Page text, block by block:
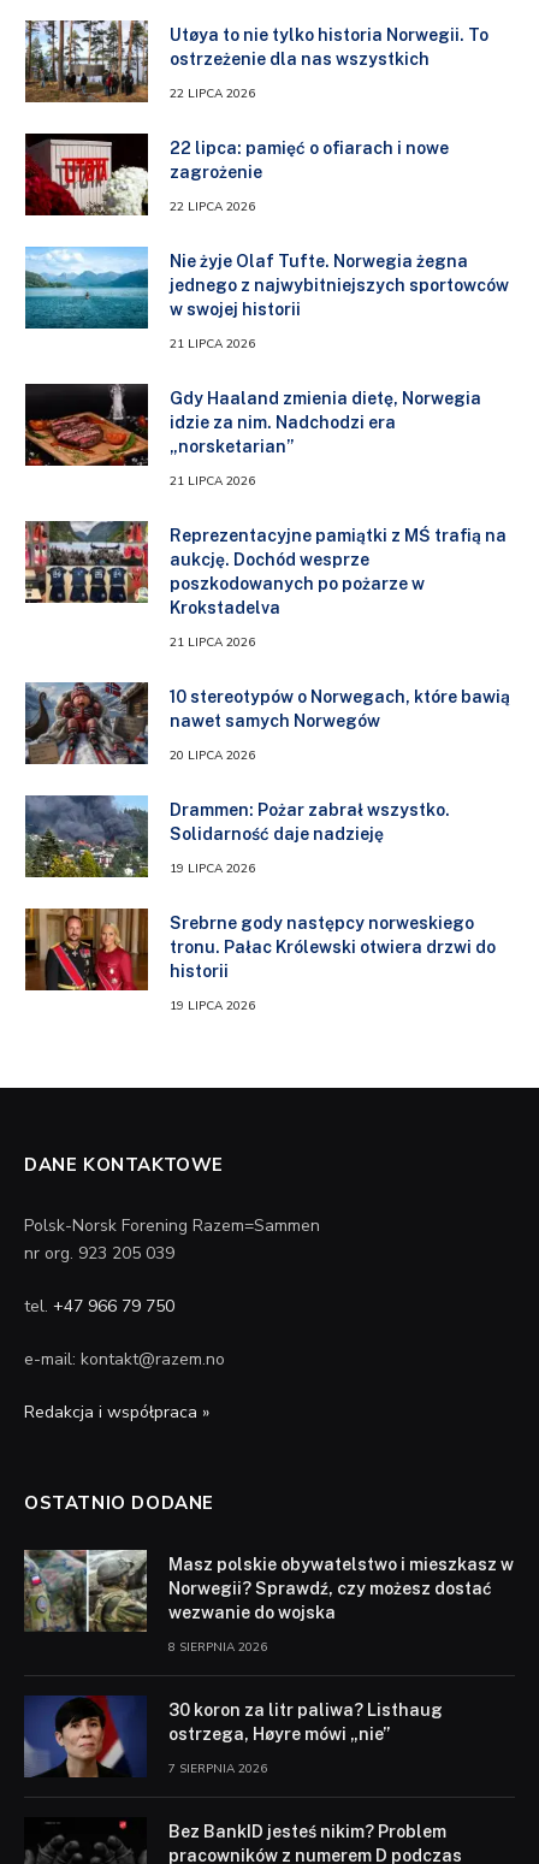
Utøya to nie tylko historia Norwegii. To
ostrzeżenie dla nas wszystkich
22 LIPCA 2026
22 lipca: pamięć o ofiarach i nowe
zagrożenie
22 LIPCA 2026
Nie żyje Olaf Tufte. Norwegia żegna
jednego z najwybitniejszych sportowców
w swojej historii
21 LIPCA 2026
Gdy Haaland zmienia dietę, Norwegia
idzie za nim. Nadchodzi era
„norsketarian”
21 LIPCA 2026
Reprezentacyjne pamiątki z MŚ trafią na
aukcję. Dochód wesprze
poszkodowanych po pożarze w
Krokstadelva
21 LIPCA 2026
10 stereotypów o Norwegach, które bawią
nawet samych Norwegów
20 LIPCA 2026
Drammen: Pożar zabrał wszystko.
Solidarność daje nadzieję
19 LIPCA 2026
Srebrne gody następcy norweskiego
tronu. Pałac Królewski otwiera drzwi do
historii
19 LIPCA 2026
DANE KONTAKTOWE
Polsk-Norsk Forening Razem=Sammen
nr org. 923 205 039
tel. +47 966 79 750
e-mail: kontakt@razem.no
Redakcja i współpraca »
OSTATNIO DODANE
Masz polskie obywatelstwo i mieszkasz w
Norwegii? Sprawdź, czy możesz dostać
wezwanie do wojska
8 SIERPNIA 2026
30 koron za litr paliwa? Listhaug
ostrzega, Høyre mówi „nie”
7 SIERPNIA 2026
Bez BankID jesteś nikim? Problem
pracowników z numerem D podczas